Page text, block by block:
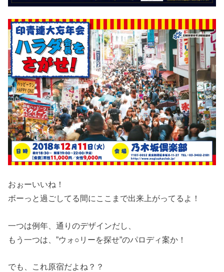
おぉーいいね！
ボーっと過ごしてる間にここまで出来上がってるよ！
一つは例年、通りのデザインだし、
もう一つは、”ウォ○リーを探せ”のパロディ案か！
でも、これ原宿だよね？？